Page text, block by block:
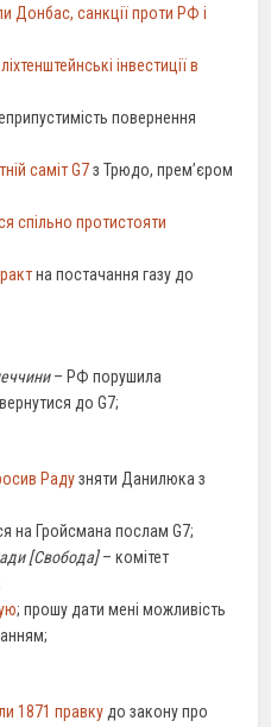
Донбас, санкції проти РФ і
інвестиції в
повернення
саміт G7з Трюдо, прем’єром
спільно протистояти
на постачання газу до
– РФ порушила
до G7;
Радузняти Данилюка з
на Гройсмана послам G7;
[Свобода]– комітет
; прошу дати мені можливість
1871 правку до закону про